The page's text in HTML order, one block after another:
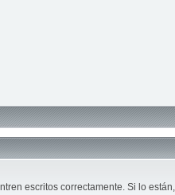
escritos correctamente. Si lo